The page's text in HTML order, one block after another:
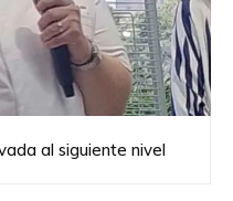
al siguiente nivel